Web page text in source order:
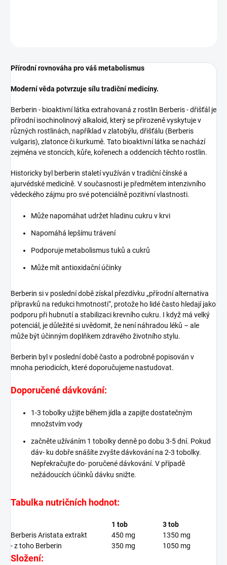
Přírodní rovnováha pro váš metabolismus
Moderní věda potvrzuje sílu tradiční medicíny.
Berberin - bioaktivní látka extrahovaná z rostlin Berberis - dřišťál je
přírodní isochinolinový alkaloid, který se přirozeně vyskytuje v
různých rostlinách, například v zlatobýlu, dřišťálu (Berberis
vulgaris), zlatonce či kurkumě. Tato bioaktivní látka se nachází
zejména ve stoncích, kůře, kořenech a oddencích těchto rostlin.
Historicky byl berberin staletí využíván v tradiční čínské a
ajurvédské medicíně. V současnosti je předmětem intenzivního
vědeckého zájmu pro své potenciálně pozitivní vlastnosti.
Může napomáhat udržet hladinu cukru v krvi
Napomáhá lepšímu trávení
Podporuje metabolismus tuků a cukrů
Může mít antioxidační účinky
Berberin si v poslední době získal přezdívku „přírodní alternativa
přípravků na redukci hmotnosti“, protože ho lidé často hledají jako
podporu při hubnutí a stabilizaci krevního cukru. I když má velký
potenciál, je důležité si uvědomit, že není náhradou léků – ale
může být účinným doplňkem zdravého životního stylu.
Berberin byl v poslední době často a podrobně popisován v
mnoha periodicích, které doporučujeme nastudovat.
Doporučené dávkování:
1-3 tobolky užijte během jídla a zapijte dostatečným
množstvím vody
začněte užíváním 1 tobolky denně po dobu 3-5 dní. Pokud
dáv- ku dobře snášíte zvyšte dávkování na 2-3 tobolky.
Nepřekračujte do- poručené dávkování. V případě
nežádoucích účinků dávku snižte.
Tabulka nutričních hodnot:
1 tob
3 tob
Berberis Aristata extrakt
450 mg
1350 mg
- z toho Berberin
350 mg 1050 mg
Složení: